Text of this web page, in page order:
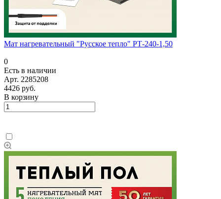
Мат нагревательный "Русское тепло" РТ-240-1,50
0
Есть в наличии
Арт. 2285208
4426 руб.
В корзину